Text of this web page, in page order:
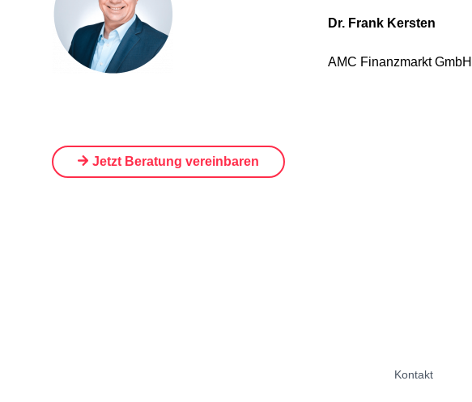
Dr. Frank Kersten
AMC Finanzmarkt GmbH
Jetzt Beratung vereinbaren
Kontakt